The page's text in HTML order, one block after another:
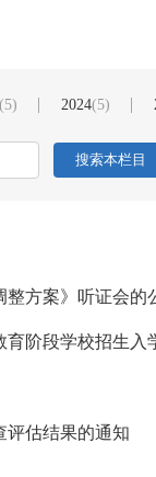
2024(5)
整方案》听证会的
阶段学校招生入
评估结果的通知